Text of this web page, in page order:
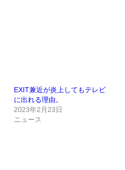
EXIT兼近が炎上してもテレビ
に出れる理由。
2023年2月23日
ニュース